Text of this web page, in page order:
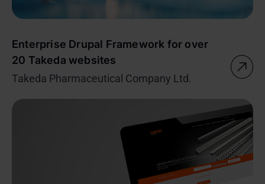
Enterprise Drupal Framework for over
20 Takeda websites
Takeda Pharmaceutical Company Ltd.